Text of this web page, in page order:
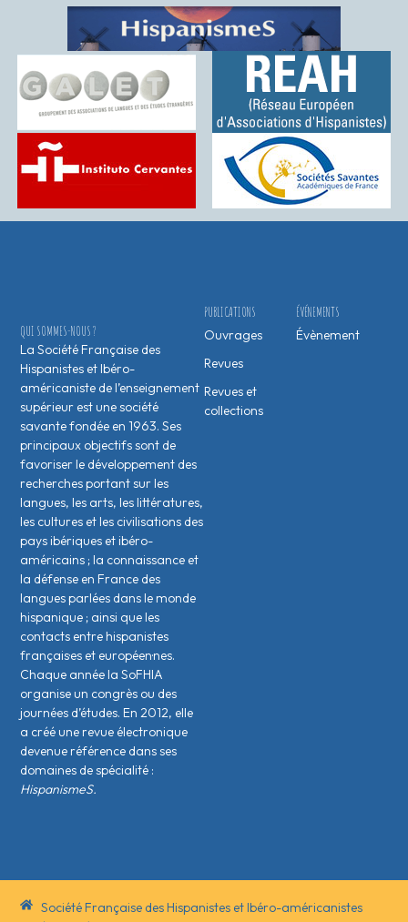
ÉVÉNEMENTS
Évènement
PUBLICATIONS
Ouvrages
Revues
Revues et
collections
QUI SOMMES-NOUS ?
La Société Française des
Hispanistes et Ibéro-
américaniste de l’enseignement
supérieur est une société
savante fondée en 1963. Ses
principaux objectifs sont de
favoriser le développement des
recherches portant sur les
langues, les arts, les littératures,
les cultures et les civilisations des
pays ibériques et ibéro-
américains ; la connaissance et
la défense en France des
langues parlées dans le monde
hispanique ; ainsi que les
contacts entre hispanistes
français·es et européen·nes.
Chaque année la SoFHIA
organise un congrès ou des
journées d’études. En 2012, elle
a créé une revue électronique
devenue référence dans ses
domaines de spécialité :
HispanismeS.
Société Française des Hispanistes et Ibéro-américanistes